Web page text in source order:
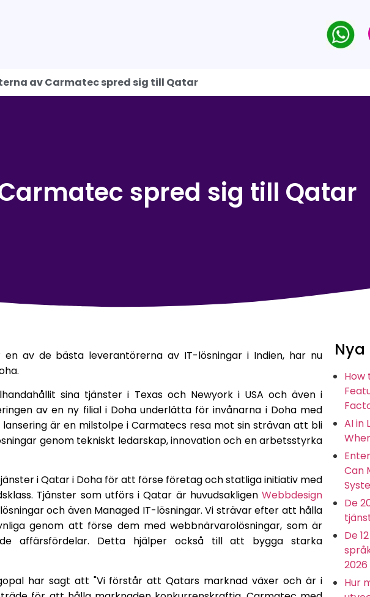
av Carmatec spred sig till Qatar
spred sig till Qatar
en av de bästa leverantörerna av IT-lösningar i Indien, har nu
sina tjänster i Texas och Newyork i USA och även i
av en ny filial i Doha underlätta för invånarna i Doha med
är en milstolpe i Carmatecs resa mot sin strävan att bli
genom tekniskt ledarskap, innovation och en arbetsstyrka
i Qatar i Doha för att förse företag och statliga initiativ med
Tjänster som utförs i Qatar är huvudsakligen Webbdesign
och även Managed IT-lösningar. Vi strävar efter att hålla
genom att förse dem med webbnärvarolösningar, som är
affärsfördelar. Detta hjälper också till att bygga starka
har sagt att "Vi förstår att Qatars marknad växer och är i
How
AI in
Can
De
De
2026
Hur